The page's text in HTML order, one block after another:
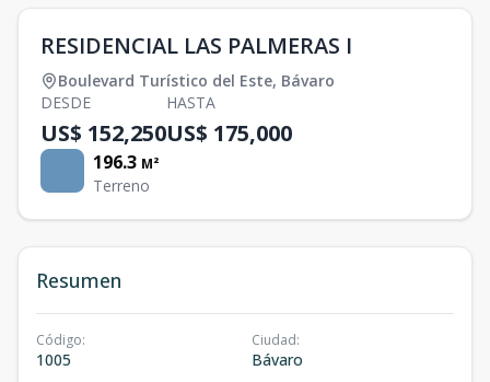
RESIDENCIAL LAS PALMERAS I
Boulevard Turístico del Este, Bávaro
DESDE
US$ 152,250
HASTA
US$ 175,000
196.3 M²
Terreno
Resumen
Código:
1005
Ciudad:
Bávaro